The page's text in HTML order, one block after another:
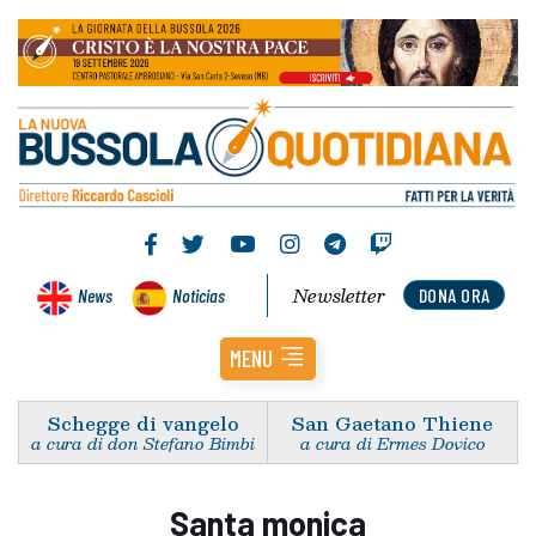
News Noticias DONA ORA
Newsletter
MENU
Schegge di vangelo
a cura di don Stefano Bimbi
San Gaetano Thiene
a cura di Ermes Dovico
Santa monica